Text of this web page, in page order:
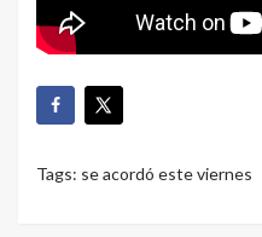
Tags: se acordó este viernes